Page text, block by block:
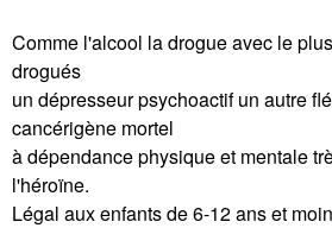
Comme l'alcool la drogue avec le
drogués
un dépresseur psychoactif un autre
cancérigène mortel
à dépendance physique et mentale
l'héroïne.
Légal aux enfants de 6-12 ans et